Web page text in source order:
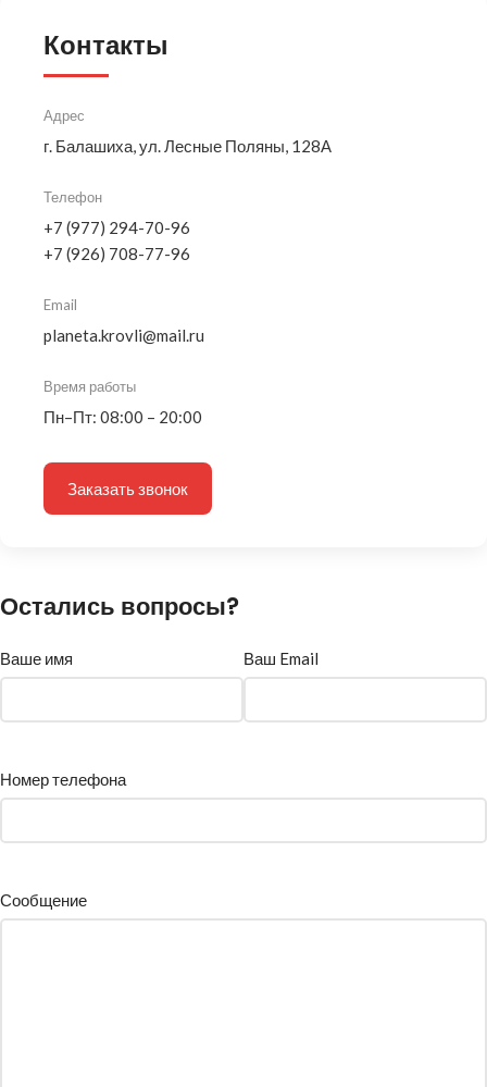
Контакты
Адрес
г. Балашиха, ул. Лесные Поляны, 128А
Телефон
+7 (977) 294-70-96
+7 (926) 708-77-96
Email
planeta.krovli@mail.ru
Время работы
Пн–Пт: 08:00 – 20:00
Заказать звонок
Остались вопросы?
Ваше имя Ваш Email
Номер телефона
Сообщение